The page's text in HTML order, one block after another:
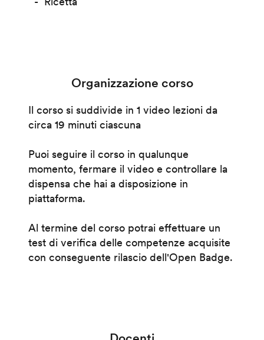
Organizzazione corso
Il corso si suddivide in 1 video lezioni da
circa 19 minuti ciascuna
Puoi seguire il corso in qualunque
momento, fermare il video e controllare la
dispensa che hai a disposizione in
piattaforma.
Al termine del corso potrai effettuare un
test di verifica delle competenze acquisite
con conseguente rilascio dell'Open Badge.